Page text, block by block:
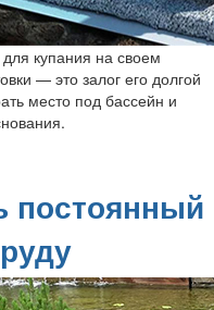
купания на своем
— это залог его долгой
место под бассейн и
постоянный